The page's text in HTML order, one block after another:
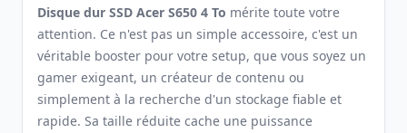
Disque dur SSD Acer S650 4 To mérite toute votre
attention. Ce n'est pas un simple accessoire, c'est un
véritable booster pour votre setup, que vous soyez un
gamer exigeant, un créateur de contenu ou
simplement à la recherche d'un stockage fiable et
rapide. Sa taille réduite cache une puissance